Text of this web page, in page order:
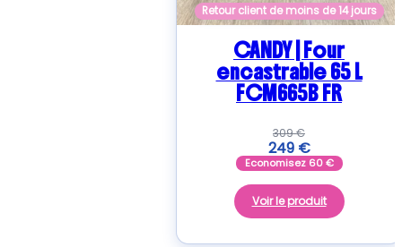
Retour client de moins de 14 jours
CANDY | Four
encastrable 65 L
FCM665B FR
309€
249 €
Economisez 60€
Voir le produit